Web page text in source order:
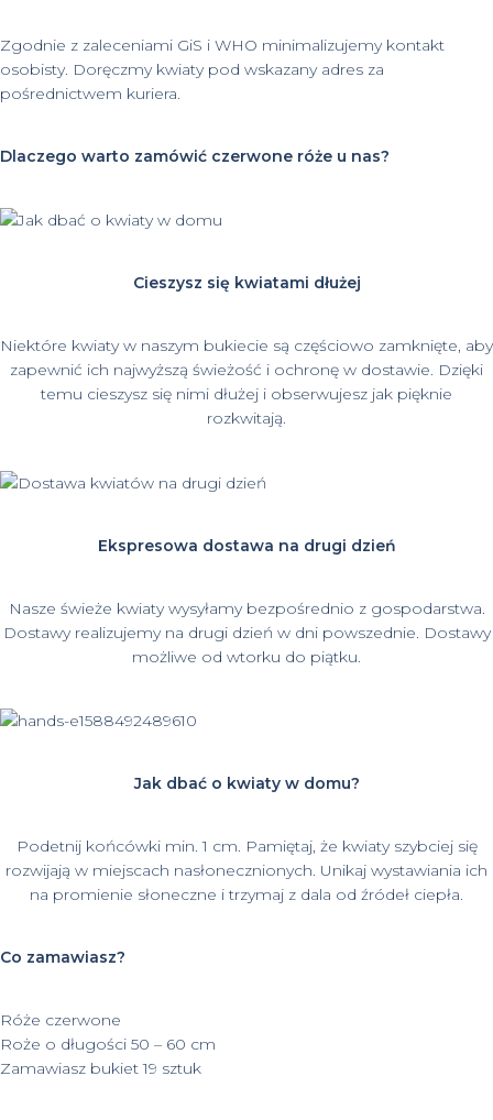
Zgodnie z zaleceniami GiS i WHO minimalizujemy kontakt
osobisty. Doręczmy kwiaty pod wskazany adres za
pośrednictwem kuriera.
Dlaczego warto zamówić czerwone róże u nas?
Cieszysz się kwiatami dłużej
Niektóre kwiaty w naszym bukiecie są częściowo zamknięte, aby
zapewnić ich najwyższą świeżość i ochronę w dostawie. Dzięki
temu cieszysz się nimi dłużej i obserwujesz jak pięknie
rozkwitają.
Ekspresowa dostawa na drugi dzień
Nasze świeże kwiaty wysyłamy bezpośrednio z gospodarstwa.
Dostawy realizujemy na drugi dzień w dni powszednie. Dostawy
możliwe od wtorku do piątku.
Jak dbać o kwiaty w domu?
Podetnij końcówki min. 1 cm. Pamiętaj, że kwiaty szybciej się
rozwijają w miejscach nasłonecznionych. Unikaj wystawiania ich
na promienie słoneczne i trzymaj z dala od źródeł ciepła.
Co zamawiasz?
Róże czerwone
Roże o długości 50 – 60 cm
Zamawiasz bukiet 19 sztuk